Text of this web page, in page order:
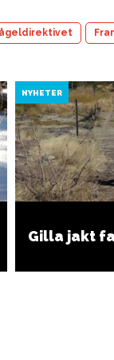
NYHETER
Gilla jakt